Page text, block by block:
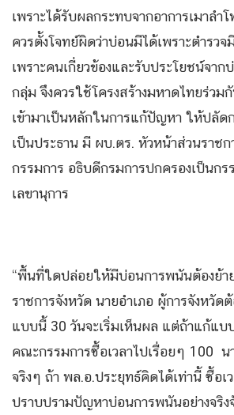
เพราะได้รับผลกระทบจากอาการเมาลำ
ควรตั้งโจทย์ผิดว่าบ่อนมีได้เพราะตำรวจ
เพราะคนเกี่ยวข้องและรับประโยชน์จา
กลุ่ม จึงควรใช้โครงสร้างมหาดไทยร่วม
เข้ามาเป็นหลักในการแก้ปัญหา ให้ปลัด
เป็นประธาน มี ผบ.ตร. หัวหน้าส่วนราชก
กรรมการ อธิบดีกรมการปกครองเป็นกร
เลขานุการ
“พื้นที่ใดปล่อยให้มีบ่อนการพนันต้องย้า
ราชการจังหวัด นายอำเภอ ผู้การจังหวั
แบบนี้ 30 วันจะเริ่มเห็นผล แต่ถ้าแก้แบ
คณะกรรมการซื้อเวลาไปเรื่อยๆ 100 น
จริงๆ ถ้า พล.อ.ประยุทธ์คิดได้เท่านี้ ซื้อเ
ปราบปรามปัญหาบ่อนการพนันอย่างจริ